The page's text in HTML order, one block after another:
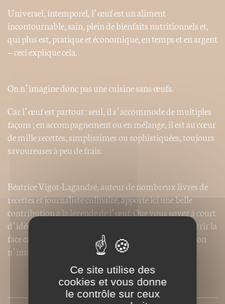
Universel, intemporel, l’œuf est un aliment
incontournable, sain, plein de bienfaits nutritionnels et,
qui plus est, pratique et économique, en temps et en argent
– ceci explique cela.
On n’imagine donc pas une cuisine sans œufs.
Car l’œuf est partout : seul, il s’accommode de multiples
façons ; en accompagnement ou en mélange, il est au cœur
de mille recettes, simplissimes ou sophistiquées, toujours
savoureuses à peu de frais.
Béatrice Vigot-Lagandré, auteur de nombreux livres de
recettes et journaliste culinaire, apporte ici une belle
contribution à la légende de l’œuf. Que vous soyez à court
d’idée ou que vous ayez simplement envie de découvrir la
face cachée de l’œuf, les meilleures réponses sont ici : on
n’imagine pas votre cuisine sans ce livre !
SOMMAIRE
Ce site utilise des
cookies et vous donne
le contrôle sur ceux